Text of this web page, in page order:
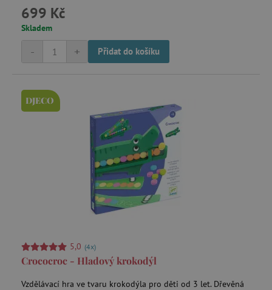
Sportovní tašky
Stany na hraní
Stavebnice
Stoly, židle a sedací nábytek
Učící věže a rostoucí židličky
Úložné prostory a boxy
699 Kč
Skladem
+
- Přidat do košíku
DJECO
5,0 (4x)
Crococroc - Hladový krokodýl
Vzdělávací hra ve tvaru krokodýla pro děti od 3 let. Dřevěná